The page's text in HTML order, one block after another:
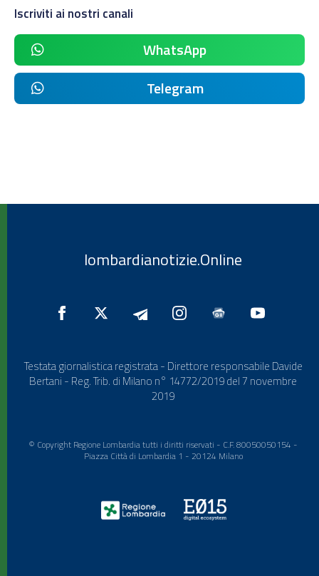
Iscriviti ai nostri canali
WhatsApp
Telegram
lombardianotizie.Online
Testata giornalistica registrata - Direttore responsabile Davide
Bertani - Reg. Trib. di Milano n° 14772/2019 del 7 novembre
2019
© Copyright Regione Lombardia tutti i diritti riservati - C.F. 80050050154 -
Piazza Città di Lombardia 1 - 20124 Milano